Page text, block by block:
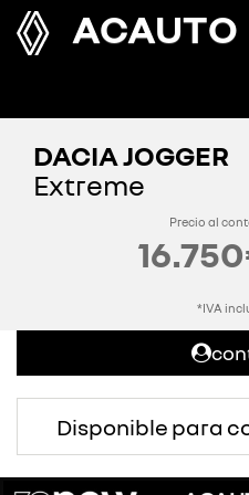
ACAUTO
DACIA JOGGER
Extreme
Precio al
*IVA
Disponible para